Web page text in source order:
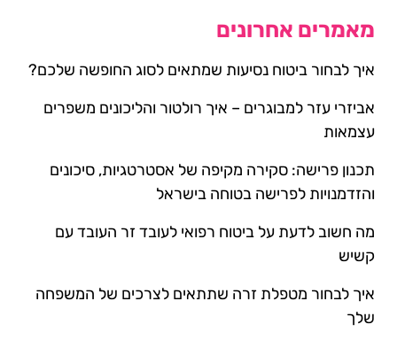
מאמרים אחרונים
איך לבחור ביטוח נסיעות שמתאים לסוג החופשה שלכם?
אביזרי עזר למבוגרים – איך רולטור והליכונים משפרים
עצמאות
תכנון פרישה: סקירה מקיפה של אסטרטגיות, סיכונים
והזדמנויות לפרישה בטוחה בישראל
מה חשוב לדעת על ביטוח רפואי לעובד זר העובד עם
קשיש
איך לבחור מטפלת זרה שתתאים לצרכים של המשפחה
שלך